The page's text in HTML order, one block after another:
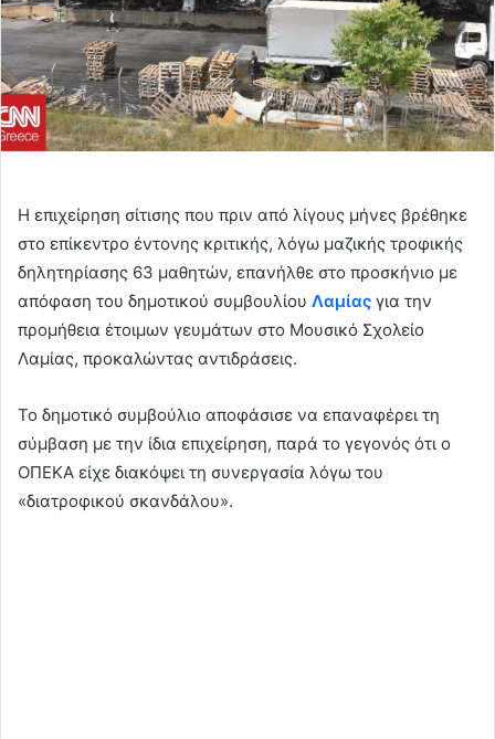
Η επιχείρηση σίτισης που πριν από λίγους μήνες βρέθηκε
στο επίκεντρο έντονης κριτικής, λόγω μαζικής τροφικής
δηλητηρίασης 63 μαθητών, επανήλθε στο προσκήνιο με
απόφαση του δημοτικού συμβουλίου Λαμίας για την
προμήθεια έτοιμων γευμάτων στο Μουσικό Σχολείο
Λαμίας, προκαλώντας αντιδράσεις.
Το δημοτικό συμβούλιο αποφάσισε να επαναφέρει τη
σύμβαση με την ίδια επιχείρηση, παρά το γεγονός ότι ο
ΟΠΕΚΑ είχε διακόψει τη συνεργασία λόγω του
«διατροφικού σκανδάλου».